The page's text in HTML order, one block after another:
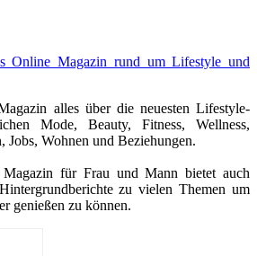
Online Magazin rund um Lifestyle und
alles über die neuesten Lifestyle-
Mode, Beauty, Fitness, Wellness,
Jobs, Wohnen und Beziehungen.
für Frau und Mann bietet auch
zu vielen Themen um
genießen zu können.